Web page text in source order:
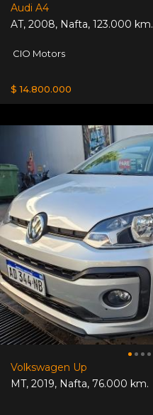
Audi A4
AT, 2008, Nafta, 123.000 km.
CIO Motors
$ 14.800.000
Volkswagen Up
MT, 2019, Nafta, 76.000 km.